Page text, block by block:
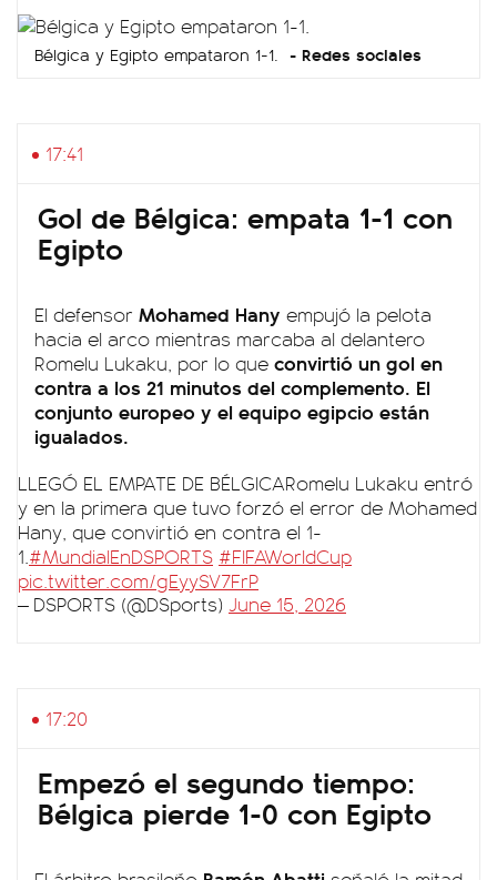
Bélgica y Egipto empataron 1-1. Redes sociales
17:41
Gol de Bélgica: empata 1-1 con
Egipto
El defensor Mohamed Hany empujó la pelota
hacia el arco mientras marcaba al delantero
Romelu Lukaku, por lo que convirtió un gol en
contra a los 21 minutos del complemento. El
conjunto europeo y el equipo egipcio están
igualados.
LLEGÓ EL EMPATE DE BÉLGICARomelu Lukaku entró
y en la primera que tuvo forzó el error de Mohamed
Hany, que convirtió en contra el 1-
1.#MundialEnDSPORTS #FIFAWorldCup
pic.twitter.com/gEyySV7FrP
— DSPORTS (@DSports) June 15, 2026
17:20
Empezó el segundo tiempo:
Bélgica pierde 1-0 con Egipto